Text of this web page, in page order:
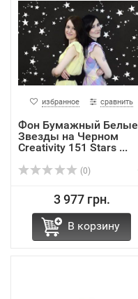
избранное сравнить
Фон Бумажный Белые
Звезды на Черном
Creativity 151 Stars ...
(0)
3 977 грн.
В корзину